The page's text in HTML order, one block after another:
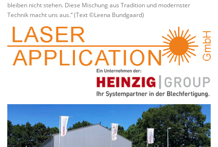
bleiben nicht stehen. Diese Mischung aus Tradition und modernster
Technik macht uns aus.“ (Text ©Leena Bundgaard)